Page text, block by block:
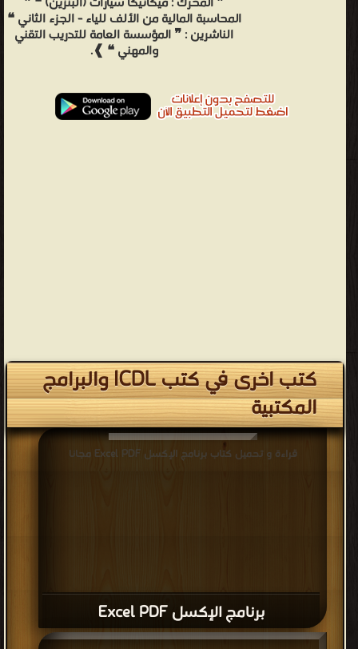
المحاسبة المالية من الألف للياء - الجزء الثاني ❝
الناشرين : ❞ المؤسسة العامة للتدريب التقني
والمهني ❝ ❱.
كتب اخرى في كتب ICDL والبرامج
المكتبية
برنامج الإكسل Excel PDF
قراءة و تحميل كتاب برنامج الإكسل Excel PDF مجانا